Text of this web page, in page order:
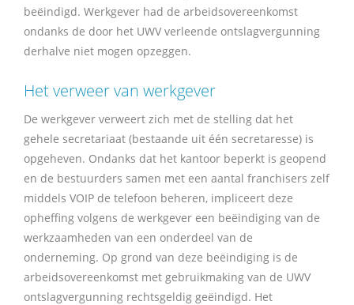
beëindigd. Werkgever had de arbeidsovereenkomst
ondanks de door het UWV verleende ontslagvergunning
derhalve niet mogen opzeggen.
Het verweer van werkgever
De werkgever verweert zich met de stelling dat het
gehele secretariaat (bestaande uit één secretaresse) is
opgeheven. Ondanks dat het kantoor beperkt is geopend
en de bestuurders samen met een aantal franchisers zelf
middels VOIP de telefoon beheren, impliceert deze
opheffing volgens de werkgever een beëindiging van de
werkzaamheden van een onderdeel van de
onderneming. Op grond van deze beëindiging is de
arbeidsovereenkomst met gebruikmaking van de UWV
ontslagvergunning rechtsgeldig geëindigd. Het